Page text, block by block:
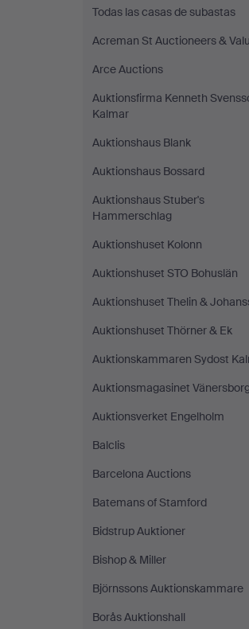
Todas las casas de subastas
Acreman St Auctioneers &
Arce Auctions
Auktionsfirma Kenneth
Kalmar
Auktionshaus Blank
Auktionshaus Bossard
Auktionshaus Stuber's
Hammerschlag
Auktionshuset Kolonn
Auktionshuset STO Bohuslän
Auktionshuset Thelin &
Auktionshuset Thörner & Ek
Auktionskammaren Sydost
Auktionsmagasinet
Auktionsverket Engelholm
Balclis
Barcelona Auctions
Batemans of Stamford
Bidstrup Auktioner
Bishop & Miller
Björnssons Auktionskammare
Borås Auktionshall